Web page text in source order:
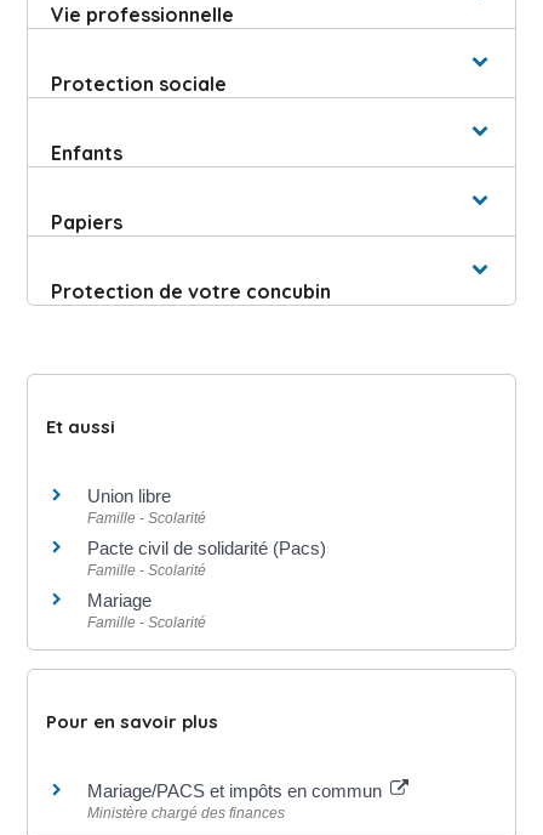
Vie professionnelle
Protection sociale
Enfants
Papiers
Protection de votre concubin
Et aussi
Union libre
Famille - Scolarité
Pacte civil de solidarité (Pacs)
Famille - Scolarité
Mariage
Famille - Scolarité
Pour en savoir plus
Mariage/PACS et impôts en commun
Ministère chargé des finances